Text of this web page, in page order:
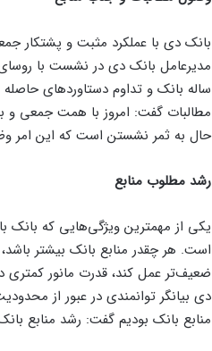
بانک دی با عملکرد مثبت و پشتکار
مدیرعامل بانک دی در نشست با
ساله بانک و تداوم دستاورد‌های
مطالبات گفت: امروز با همت جمعی و
حال به ثمر نشستن است که این امر
رشد مطلوب منابع
یکی از مهمترین ویژگی‌هایی که بانک
است. هر چقدر منابع بانک بیشتر
ضعیف‌تر عمل کند، قدرت مانور کمتری
دی بیانگر توانمندی در عبور از
منابع بانک بودیم گفت: رشد منابع